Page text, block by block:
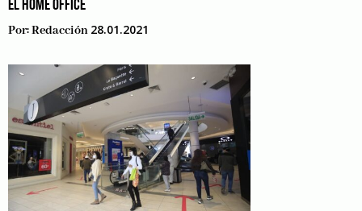
EL HOME OFFICE
Por:Redacción 28.01.2021